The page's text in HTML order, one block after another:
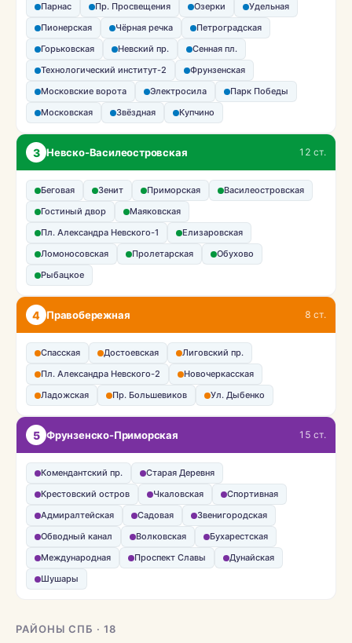
Парнас Пр. Просвещения Озерки
Удельная
Пионерская
Чёрная речка
Петроградская
Горьковская
Невский пр.
Сенная пл.
Технологический институт-2
Фрунзенская
Московские ворота
Электросила
Парк Победы
Московская
Звёздная Купчино
3 Невско-Василеостровская 12 ст.
Беговая Зенит Приморская
Василеостровская
Гостиный двор
Маяковская
Пл. Александра Невского-1
Елизаровская
Ломоносовская
Пролетарская
Обухово
Рыбацкое
4 Правобережная 8 ст.
Спасская Достоевская
Лиговский пр.
Пл. Александра Невского-2
Новочеркасская
Ладожская
Пр. Большевиков Ул. Дыбенко
5 Фрунзенско-Приморская 15 ст.
Комендантский пр.
Старая Деревня
Крестовский остров
Чкаловская
Спортивная
Адмиралтейская
Садовая
Звенигородская
Обводный канал
Волковская
Бухарестская
Международная
Проспект Славы
Дунайская
Шушары
РАЙОНЫ СПБ · 18